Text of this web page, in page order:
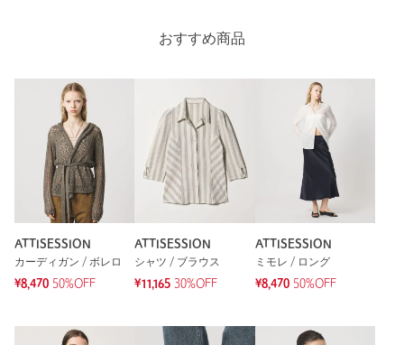
おすすめ商品
ATTISESSION
カーディガン / ボレロ
¥8,470 50%OFF
ATTISESSION
シャツ / ブラウス
¥11,165 30%OFF
ATTISESSION
ミモレ / ロング
¥8,470 50%OFF